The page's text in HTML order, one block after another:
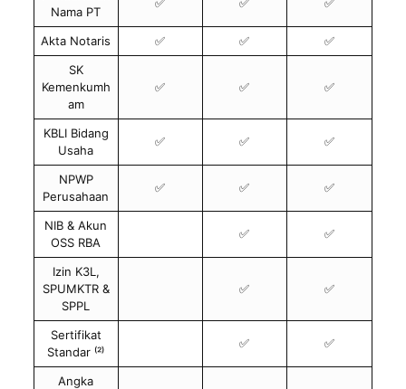
Nama PT
Akta Notaris ✅ ✅
✅
SK
Kemenkumh
am
✅ ✅ ✅
KBLI Bidang
Usaha
✅ ✅ ✅
NPWP
Perusahaan
✅ ✅ ✅
NIB & Akun
OSS RBA
✅ ✅
Izin K3L,
SPUMKTR &
SPPL
✅ ✅
Sertifikat
Standar ⁽²⁾
✅ ✅
Angka